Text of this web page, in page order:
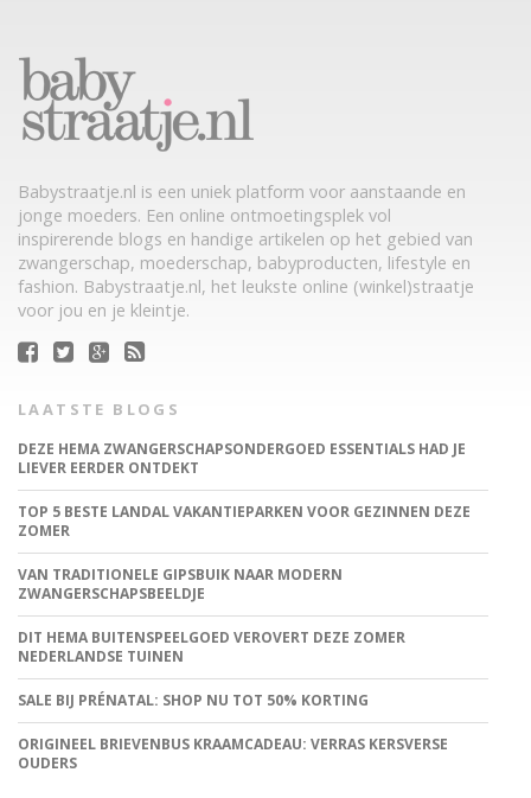
Babystraatje.nl is een uniek platform voor aanstaande en
jonge moeders. Een online ontmoetingsplek vol
inspirerende blogs en handige artikelen op het gebied van
zwangerschap, moederschap, babyproducten, lifestyle en
fashion. Babystraatje.nl, het leukste online (winkel)straatje
voor jou en je kleintje.
LAATSTE BLOGS
DEZE HEMA ZWANGERSCHAPSONDERGOED ESSENTIALS HAD JE
LIEVER EERDER ONTDEKT
TOP 5 BESTE LANDAL VAKANTIEPARKEN VOOR GEZINNEN DEZE
ZOMER
VAN TRADITIONELE GIPSBUIK NAAR MODERN
ZWANGERSCHAPSBEELDJE
DIT HEMA BUITENSPEELGOED VEROVERT DEZE ZOMER
NEDERLANDSE TUINEN
SALE BIJ PRÉNATAL: SHOP NU TOT 50% KORTING
ORIGINEEL BRIEVENBUS KRAAMCADEAU: VERRAS KERSVERSE
OUDERS